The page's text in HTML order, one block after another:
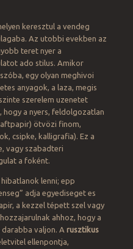
keresztul a vendeg
Az utobbi evekben az
teret nyer a
ado stilus. Amikor
egy olyan meghivoi
anyagok, a laza, megis
szerelem uzenetet
hogy a nyers, feldolgozatlan
ötvözi finom,
csipke, kalligrafia). Ez a
vagy szabadteri
a foként.
lenni; epp
adja egyediseget es
a kezzel tépett szel vagy
ahhoz, hogy a
valjon. A rusztikus
ellenpontja,